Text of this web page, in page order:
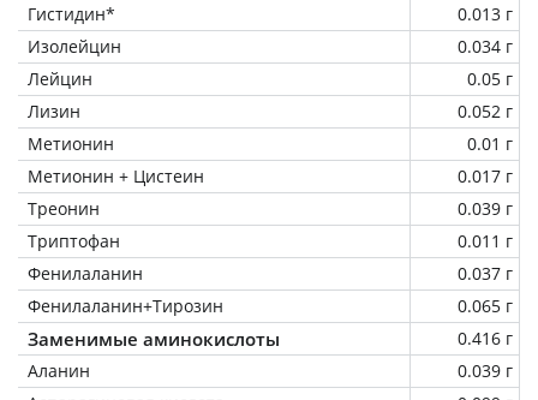
Гистидин*
0.013 г
Изолейцин
0.034 г
Лейцин
0.05 г
Лизин
0.052 г
Метионин
0.01 г
Метионин + Цистеин
0.017 г
Треонин
0.039 г
Триптофан
0.011 г
Фенилаланин
0.037 г
Фенилаланин+Тирозин
0.065 г
Заменимые аминокислоты
0.416 г
Аланин
0.039 г